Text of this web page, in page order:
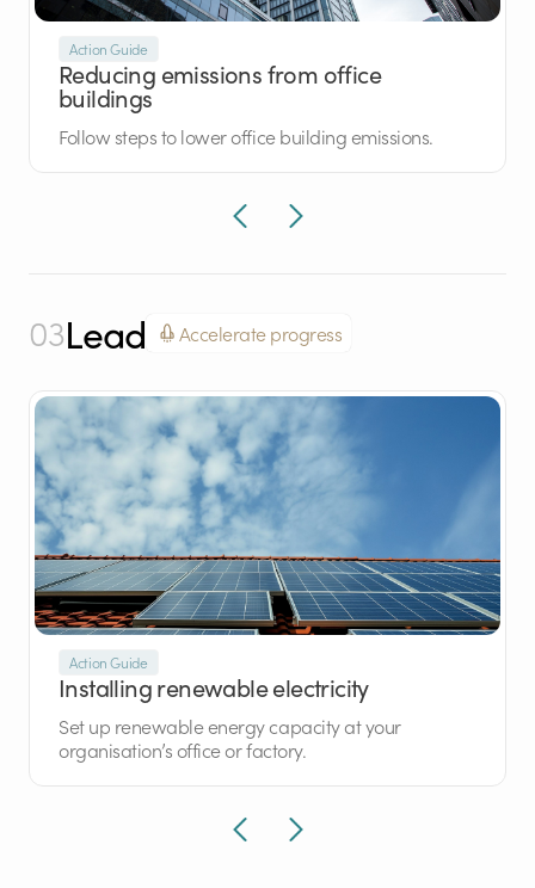
Action Guide
Reducing emissions from office
buildings
Follow steps to lower office building emissions.
03Lead Accelerate progress
Action Guide
Installing renewable electricity
Set up renewable energy capacity at your
organisation’s office or factory.